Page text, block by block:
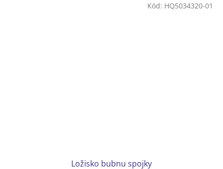
Ložisko bubnu spojky
Kód: HQ5034320-01